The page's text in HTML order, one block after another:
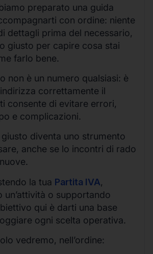
preparato una guida
con ordine: niente
dettagli prima del necessario,
giusto per capire cosa stai
farlo bene.
non è un numero qualsiasi: è
correttamente il
consente di evitare errori,
e complicazioni.
diventa uno strumento
anche se lo incontri di rado
la tua Partita IVA,
un’attività o supportando
qui è darti una base
ogni scelta operativa.
vedremo, nell’ordine: